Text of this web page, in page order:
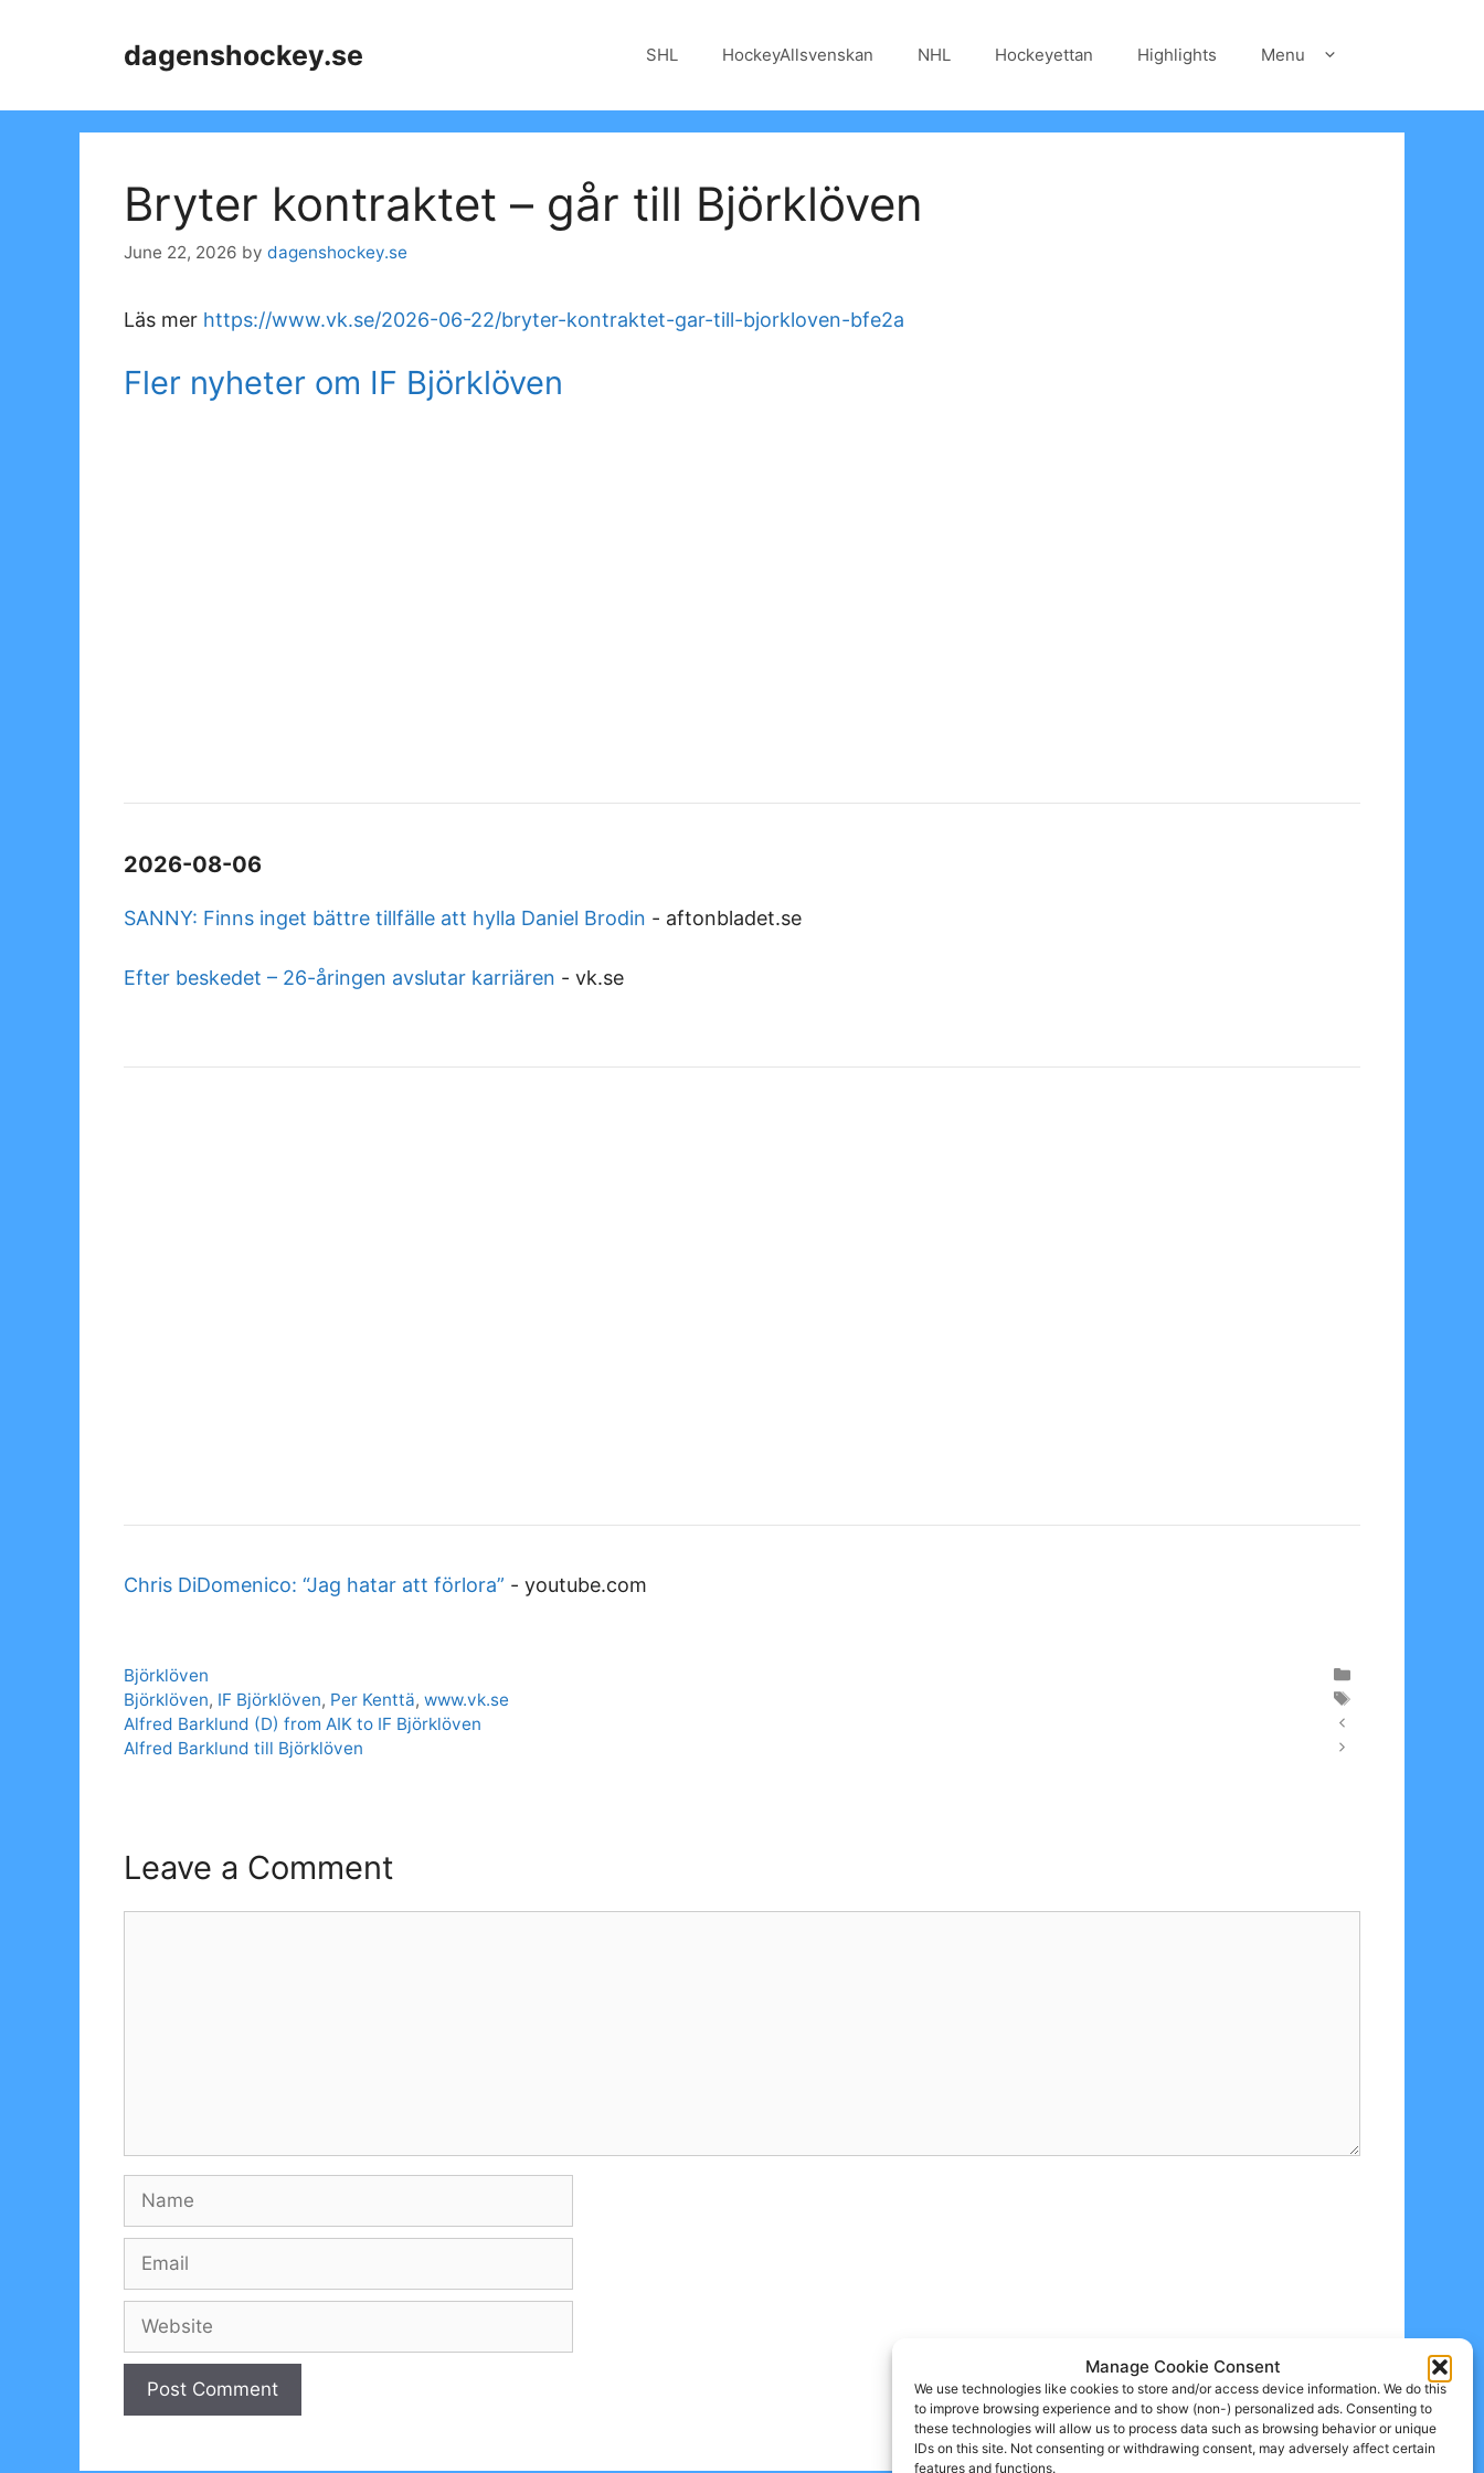
Manage Cookie Consent
We use technologies like cookies to store and/or access device information. We do this
to improve browsing experience and to show (non-) personalized ads. Consenting to
these technologies will allow us to process data such as browsing behavior or unique
IDs on this site. Not consenting or withdrawing consent, may adversely affect certain
features and functions.
dagenshockey.se SHL HockeyAllsvenskan NHL Hockeyettan Highlights Menu
Bryter kontraktet – går till Björklöven
June 22, 2026 by dagenshockey.se
Läs mer https://www.vk.se/2026-06-22/bryter-kontraktet-gar-till-bjorkloven-bfe2a
Fler nyheter om IF Björklöven
2026-08-06
SANNY: Finns inget bättre tillfälle att hylla Daniel Brodin - aftonbladet.se
Efter beskedet – 26-åringen avslutar karriären - vk.se
Chris DiDomenico: “Jag hatar att förlora” - youtube.com
Categories
Björklöven
Tags
Björklöven, IF Björklöven, Per Kenttä, www.vk.se
Alfred Barklund (D) from AIK to IF Björklöven
Alfred Barklund till Björklöven
Leave a Comment
Name
Email
Website